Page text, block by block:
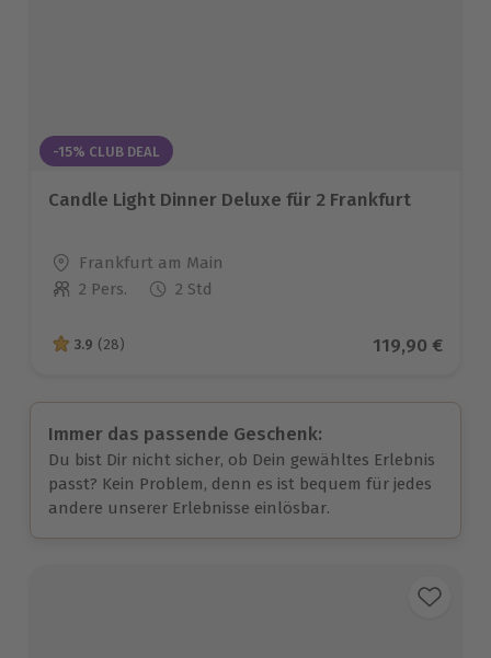
-15% CLUB DEAL
Candle Light Dinner Deluxe für 2 Frankfurt
Standort
Frankfurt am Main
Anzahl der Teilnehmer
2 Pers. 2 Std
3.9 von 5 Sternen basierend auf 28 Bewertungen
3.9 (28) Aktueller
119,90 €
Immer das passende Geschenk:
Du bist Dir nicht sicher, ob Dein gewähltes Erlebnis
passt? Kein Problem, denn es ist bequem für jedes
andere unserer Erlebnisse einlösbar.